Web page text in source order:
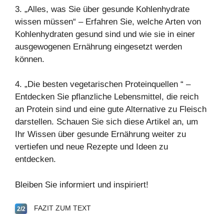
3. „Alles, was Sie über gesunde Kohlenhydrate
wissen müssen“ – Erfahren Sie, welche Arten von
Kohlenhydraten gesund sind und wie sie in einer
ausgewogenen Ernährung eingesetzt werden
können.
4. „Die besten vegetarischen Proteinquellen “ –
Entdecken Sie pflanzliche Lebensmittel, die reich
an Protein sind und eine gute Alternative zu Fleisch
darstellen. Schauen Sie sich diese Artikel an, um
Ihr Wissen über gesunde Ernährung weiter zu
vertiefen und neue Rezepte und Ideen zu
entdecken.
Bleiben Sie informiert und inspiriert!
2/2 FAZIT ZUM TEXT